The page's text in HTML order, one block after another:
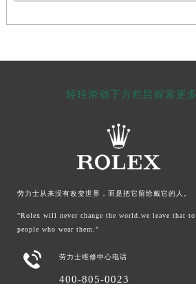
轻轻滑动下方栏目探索更
劳力士从来没有改变世界，而是把它留给戴它的人。
"Rolex will never change the world.we leave that to
people who wear them.”
 劳力士维修中心电话
400-805-0023